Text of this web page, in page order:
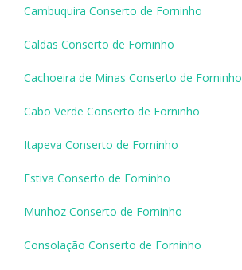
Cambuquira Conserto de Forninho
Caldas Conserto de Forninho
Cachoeira de Minas Conserto de Forninho
Cabo Verde Conserto de Forninho
Itapeva Conserto de Forninho
Estiva Conserto de Forninho
Munhoz Conserto de Forninho
Consolação Conserto de Forninho